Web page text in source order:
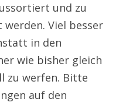
und zu
Viel besser
in den
wie bisher gleich
zu werfen. Bitte
auf den